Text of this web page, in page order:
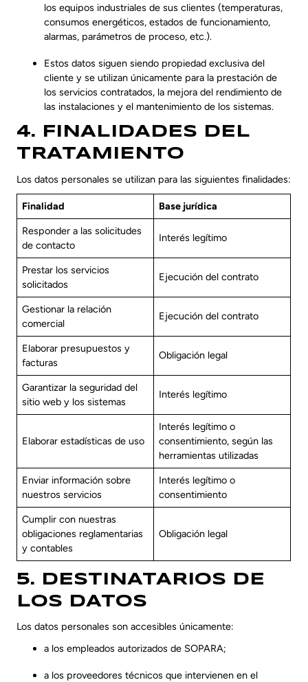
los equipos industriales de sus clientes (temperaturas,
consumos energéticos, estados de funcionamiento,
alarmas, parámetros de proceso, etc.).
Estos datos siguen siendo propiedad exclusiva del
cliente y se utilizan únicamente para la prestación de
los servicios contratados, la mejora del rendimiento de
las instalaciones y el mantenimiento de los sistemas.
4. FINALIDADES DEL
TRATAMIENTO
Los datos personales se utilizan para las siguientes finalidades:
Finalidad
Base jurídica
Responder a las solicitudes
de contacto
Interés legítimo
Prestar los servicios
solicitados
Ejecución del contrato
Gestionar la relación
comercial
Ejecución del contrato
Elaborar presupuestos y
facturas
Obligación legal
Garantizar la seguridad del
sitio web y los sistemas
Interés legítimo
Elaborar estadísticas de uso
Interés legítimo o
consentimiento, según las
herramientas utilizadas
Enviar información sobre
nuestros servicios
Interés legítimo o
consentimiento
Cumplir con nuestras
obligaciones reglamentarias
y contables
Obligación legal
5. DESTINATARIOS DE
LOS DATOS
Los datos personales son accesibles únicamente:
a los empleados autorizados de SOPARA;
a los proveedores técnicos que intervienen en el